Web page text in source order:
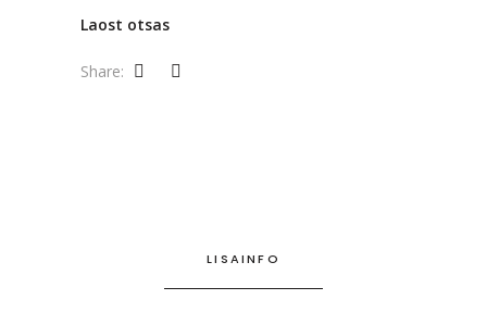
Laost otsas
Share:
LISAINFO